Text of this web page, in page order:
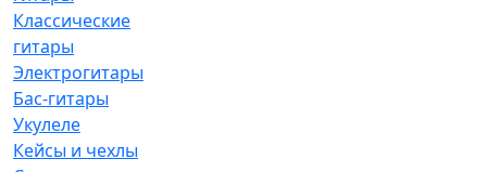
Классические
гитары
Электрогитары
Бас-гитары
Укулеле
Кейсы и чехлы